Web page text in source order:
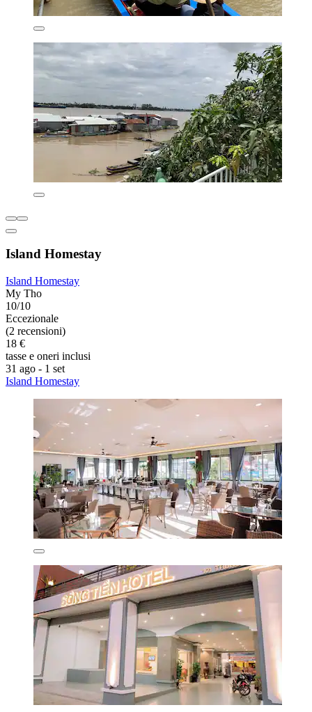
Island Homestay
Island Homestay
My Tho
10/10
Eccezionale
(2 recensioni)
18 €
tasse e oneri inclusi
31 ago - 1 set
Island Homestay